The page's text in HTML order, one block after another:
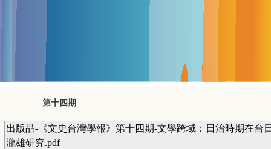
第十四期
出版品-《文史台灣學報》第十四期-文學跨域：日治時期在台
瀧雄研究.pdf